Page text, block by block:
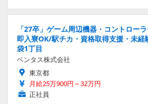
「27卒」ゲーム周辺機器・コントロー
即入寮OK/駅チカ・資格取得支援・未経
袋1丁目
ベンタス株式会社
東京都
月給25万900円～32万円
正社員